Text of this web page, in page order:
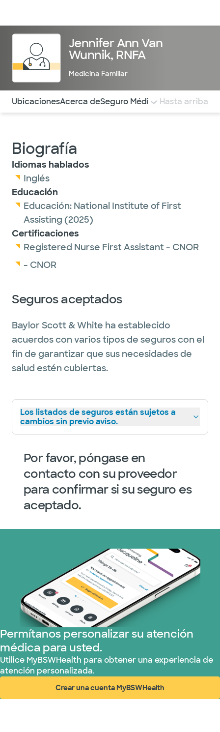
Jennifer Ann Van
Wunnik, RNFA
Medicina Familiar
Utilice esta navegación para saltar rápidamente a
UbicacionesAcerca deSeguro Médico COMENTARIOS
Hasta arriba
Biografía
Idiomas hablados
Inglés
Educación
Educación: National Institute of First
Assisting (2025)
Certificaciones
Registered Nurse First Assistant - CNOR
- CNOR
Seguros aceptados
Baylor Scott & White ha establecido
acuerdos con varios tipos de seguros con el
fin de garantizar que sus necesidades de
salud estén cubiertas.
Los listados de seguros están sujetos a
cambios sin previo aviso.
Por favor, póngase en
contacto con su proveedor
para confirmar si su seguro es
aceptado.
Permítanos personalizar su atención
médica para usted.
Utilice MyBSWHealth para obtener una experiencia de
atención personalizada.
Crear una cuenta MyBSWHealth
(abre en ventana nueva)